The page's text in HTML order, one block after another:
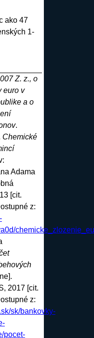
ako 47
1-
Z. z., o
euro v
a o
.
Chemické
Adama
[cit.
z:
2017 [cit.
z:
sk/bankovky-
pocet-